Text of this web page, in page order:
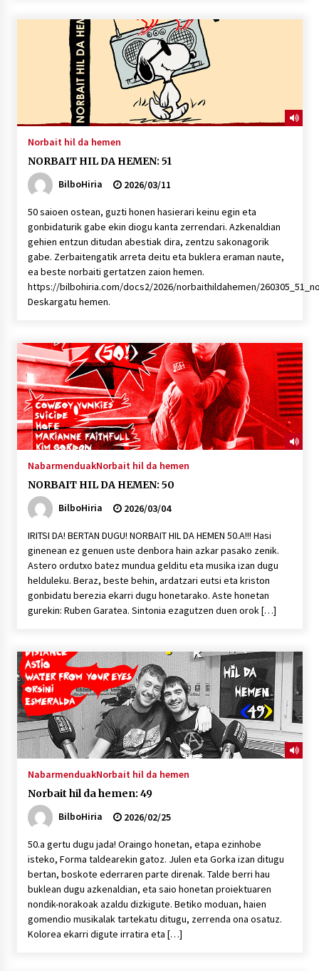
Norbait hil da hemen
NORBAIT HIL DA HEMEN: 51
BilboHiria
2026/03/11
50 saioen ostean, guzti honen hasierari keinu egin eta
gonbidaturik gabe ekin diogu kanta zerrendari. Azkenaldian
gehien entzun ditudan abestiak dira, zentzu sakonagorik
gabe. Zerbaitengatik arreta deitu eta buklera eraman naute,
ea beste norbaiti gertatzen zaion hemen.
https://bilbohiria.com/docs2/2026/norbaithildahemen/
Deskargatu hemen.
NabarmenduakNorbait hil da hemen
NORBAIT HIL DA HEMEN: 50
BilboHiria
2026/03/04
IRITSI DA! BERTAN DUGU! NORBAIT HIL DA HEMEN 50.A!!! Hasi
ginenean ez genuen uste denbora hain azkar pasako zenik.
Astero ordutxo batez mundua gelditu eta musika izan dugu
helduleku. Beraz, beste behin, ardatzari eutsi eta kriston
gonbidatu berezia ekarri dugu honetarako. Aste honetan
gurekin: Ruben Garatea. Sintonia ezagutzen duen orok […]
NabarmenduakNorbait hil da hemen
Norbait hil da hemen: 49
BilboHiria
2026/02/25
50.a gertu dugu jada! Oraingo honetan, etapa ezinhobe
isteko, Forma taldearekin gatoz. Julen eta Gorka izan ditugu
bertan, boskote ederraren parte direnak. Talde berri hau
buklean dugu azkenaldian, eta saio honetan proiektuaren
nondik-norakoak azaldu dizkigute. Betiko moduan, haien
gomendio musikalak tartekatu ditugu, zerrenda ona osatuz.
Kolorea ekarri digute irratira eta […]